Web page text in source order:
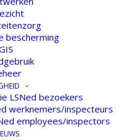
bescherming
LSNed bezoekers
werknemers/inspecteurs
employees/inspectors